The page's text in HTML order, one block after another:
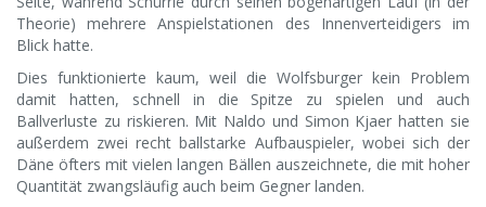
Theorie) mehrere Anspielstationen des Innenverteidigers im
Blick hatte.
Dies funktionierte kaum, weil die Wolfsburger kein Problem
damit hatten, schnell in die Spitze zu spielen und auch
Ballverluste zu riskieren. Mit Naldo und Simon Kjaer hatten sie
außerdem zwei recht ballstarke Aufbauspieler, wobei sich der
Däne öfters mit vielen langen Bällen auszeichnete, die mit hoher
Quantität zwangsläufig auch beim Gegner landen.